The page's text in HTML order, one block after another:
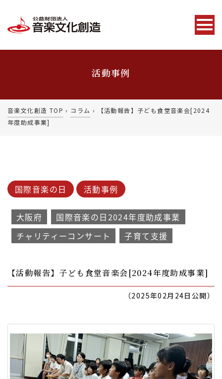
活動事例
音楽文化創造 TOP › コラム ›
【活動報告】子ども食堂音楽会[2024
年度助成事業]
国際音楽の日 活動事例
大阪府
国際音楽の日2024年度助成事業
チャリティーコンサート
子育て支援
【活動報告】子ども食堂音楽会[2024年度助成事業]
（2025年02月24日公開）